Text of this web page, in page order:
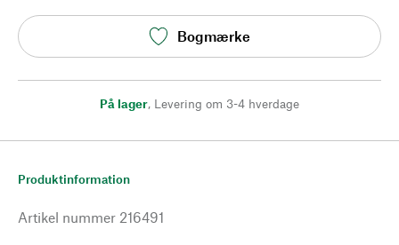
Bogmærke
På lager, Levering om 3-4 hverdage
Produktinformation
Artikel nummer 216491